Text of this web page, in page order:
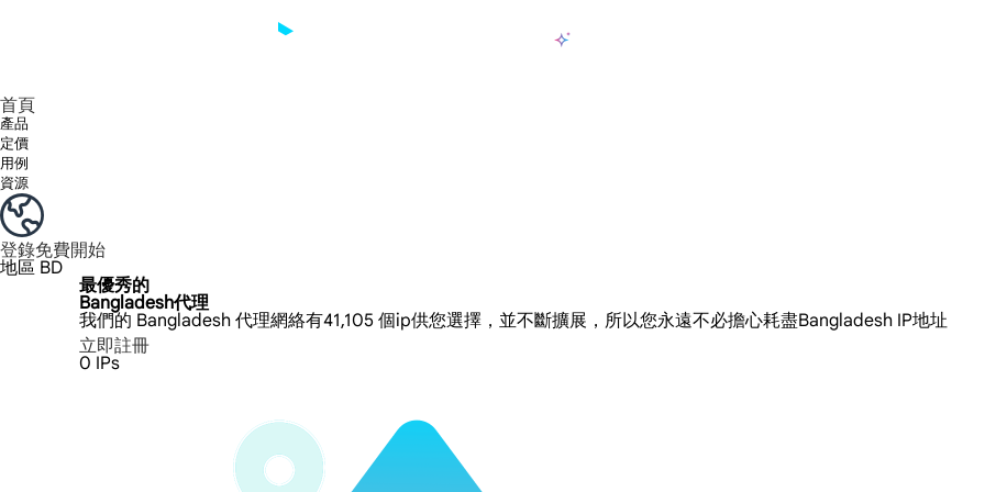
首頁
產品
定價
用例
資源
登錄免費開始
地區 BD
最優秀的
Bangladesh代理
我們的 Bangladesh 代理網絡有41,105 個ip供您選擇，並不斷擴展，所以您永遠不必擔心耗盡Bangladesh IP地址
立即註冊
0 IPs